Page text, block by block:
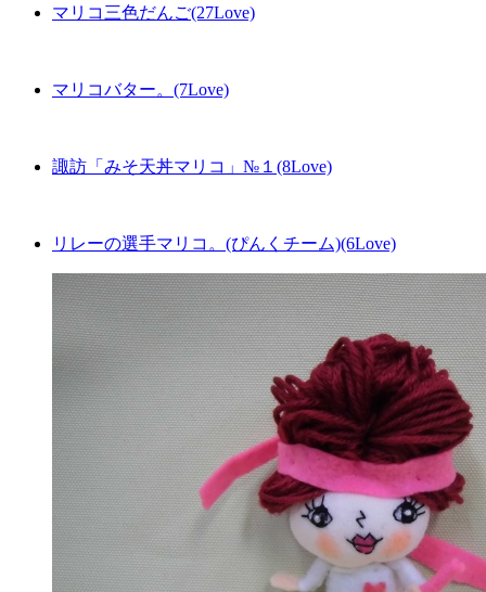
マリコ三色だんご(27Love)
マリコバター。(7Love)
諏訪「みそ天丼マリコ」№１(8Love)
リレーの選手マリコ。(ぴんくチーム)(6Love)